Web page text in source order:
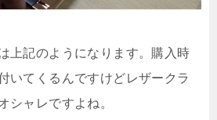
上記のようになります。購入時
いてくるんですけどレザークラ
シャレですよね。